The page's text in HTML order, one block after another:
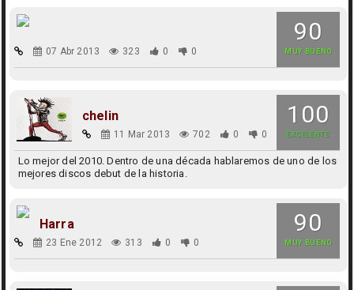
90
MUY BUENO
07 Abr 2013 323 0 0
100
EXCELENTE
chelin
11 Mar 2013 702 0 0
Lo mejor del 2010. Dentro de una década hablaremos de uno de los
mejores discos debut de la historia.
90
MUY BUENO
Harra
23 Ene 2012 313 0 0